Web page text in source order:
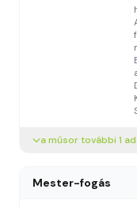
a műsor további 1
Mester-fogás